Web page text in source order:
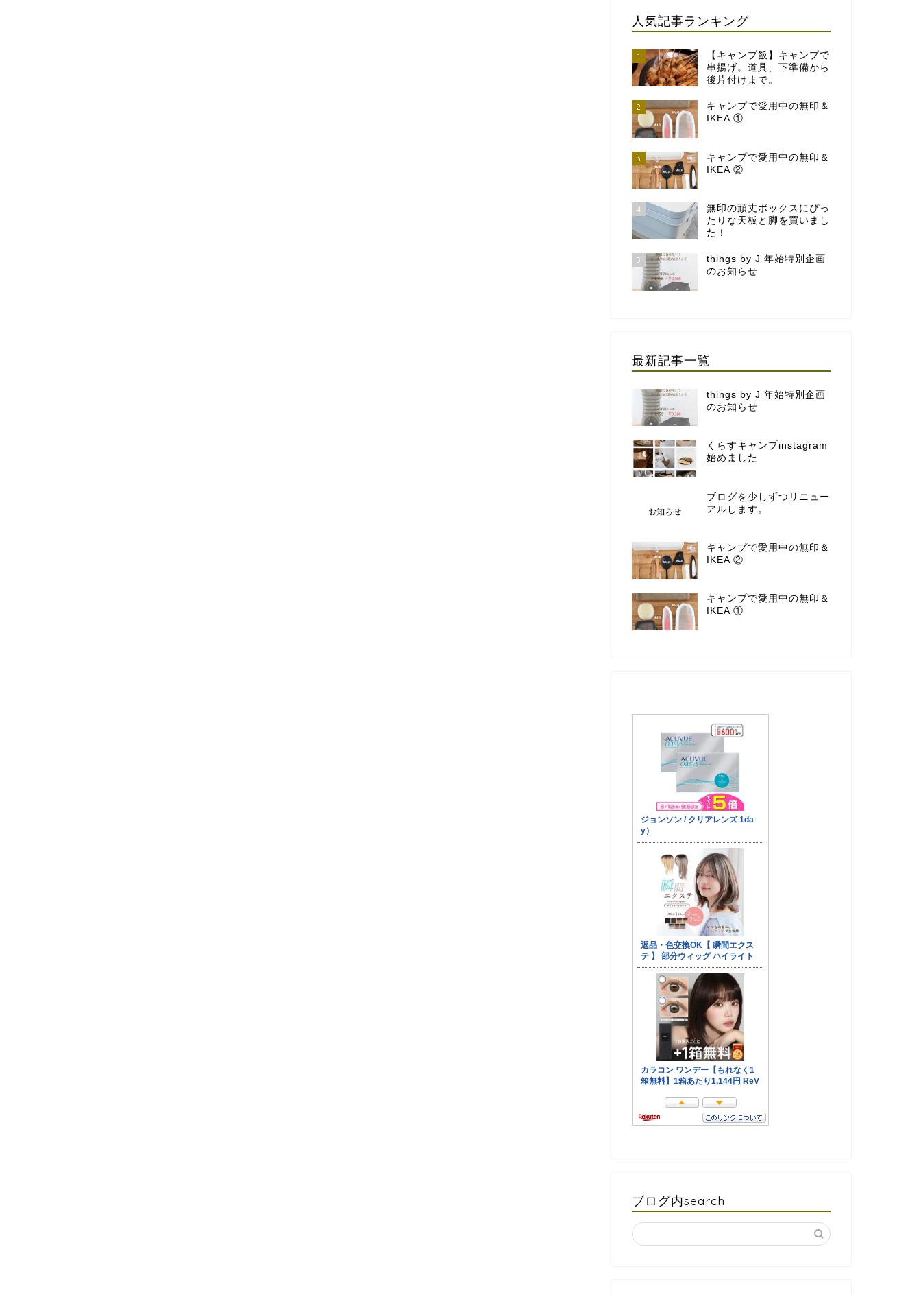
人気記事ランキング
1
【キャンプ飯】キャンプで
串揚げ。道具、下準備から
後片付けまで。
2
キャンプで愛用中の無印＆
IKEA ①
3
キャンプで愛用中の無印＆
IKEA ②
4
無印の頑丈ボックスにぴっ
たりな天板と脚を買いまし
た！
5
things by J 年始特別企画
のお知らせ
最新記事一覧
things by J 年始特別企画
のお知らせ
くらすキャンプinstagram
始めました
ブログを少しずつリニュー
アルします。
キャンプで愛用中の無印＆
IKEA ②
キャンプで愛用中の無印＆
IKEA ①
ブログ内search